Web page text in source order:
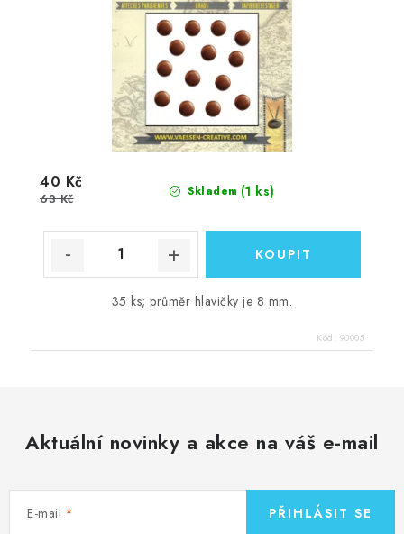
Skladem (1 ks)
40 Kč
63 Kč
35 ks; průměr hlavičky je 8 mm.
Kód: 90005
Aktuální novinky a akce na váš e-mail
E-mail PŘIHLÁSIT SE